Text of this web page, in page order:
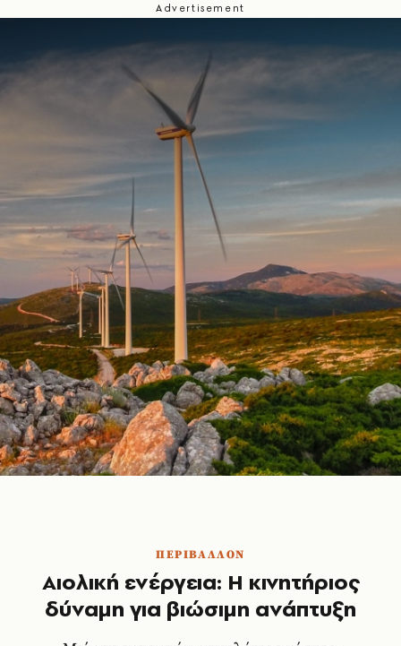
ΠΕΡΙΒΑΛΛΟΝ
Αιολική ενέργεια: Η κινητήριος
δύναμη για βιώσιμη ανάπτυξη